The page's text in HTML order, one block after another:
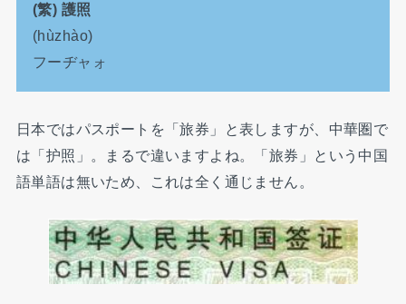
(繁) 護照
(hùzhào)
フーヂャォ
日本ではパスポートを「旅券」と表しますが、中華圏で
は「护照」。まるで違いますよね。「旅券」という中国
語単語は無いため、これは全く通じません。